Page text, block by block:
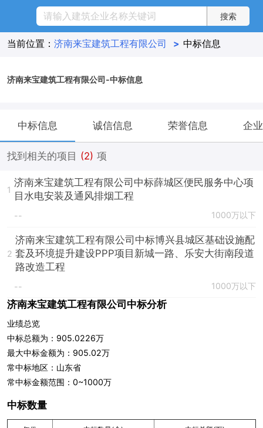
当前位置： 济南来宝建筑工程有限公司 > 中标信息
济南来宝建筑工程有限公司-中标信息
中标信息 诚信信息 荣誉信息 企
找到相关的项目 (2) 项
1
济南来宝建筑工程有限公司中标薛城区便民服务中心项
目水电安装及通风排烟工程
-- 1000万以下
2
济南来宝建筑工程有限公司中标博兴县城区基础设施配
套及环境提升建设PPP项目新城一路、乐安大街南段道
路改造工程
-- 1000万以下
济南来宝建筑工程有限公司中标分析
业绩总览
中标总额为：905.0226万
最大中标金额为：905.02万
常中标地区：山东省
常中标金额范围：0~1000万
中标数量